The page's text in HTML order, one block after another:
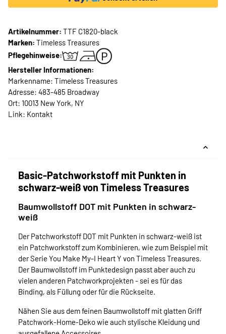
Artikelnummer: TTF C1820-black
Marken: Timeless Treasures
Pflegehinweise:
Hersteller Informationen:
Markenname: Timeless Treasures
Adresse: 483-485 Broadway
Ort: 10013 New York, NY
Link: Kontakt
Basic-Patchworkstoff mit Punkten in
schwarz-weiß von Timeless Treasures
Baumwollstoff DOT mit Punkten in schwarz-
weiß
Der Patchworkstoff DOT mit Punkten in schwarz-weiß ist
ein Patchworkstoff zum Kombinieren, wie zum Beispiel mit
der Serie You Make My-I Heart Y von Timeless Treasures.
Der Baumwollstoff im Punktedesign passt aber auch zu
vielen anderen Patchworkprojekten - sei es für das
Binding, als Füllung oder für die Rückseite.
Nähen Sie aus dem feinen Baumwollstoff mit glatten Griff
Patchwork-Home-Deko wie auch stylische Kleidung und